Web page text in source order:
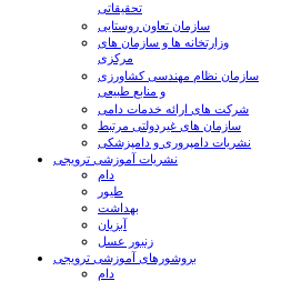
تحقیقاتی
سازمان تعاون روستایی
وزارتخانه ها و سازمان های
مرکزی
سازمان نظام مهندسی کشاورزی
و منابع طبیعی
شرکت های ارائه خدمات دامی
سازمان های غیردولتی مرتبط
نشریات دامپروری و دامپزشکی
نشریات آموزشی ترویجی
دام
طیور
بهداشت
آبزیان
زنبور عسل
بروشورهای آموزشی ترویجی
دام